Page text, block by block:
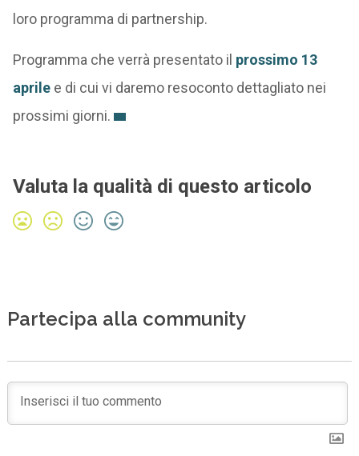
loro programma di partnership.
Programma che verrà presentato il prossimo 13
aprilee di cui vi daremo resoconto dettagliato nei
prossimi giorni.
Valuta la qualità di questo articolo
Partecipa alla community